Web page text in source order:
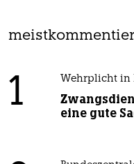
1 Wehrplicht in
eine gute